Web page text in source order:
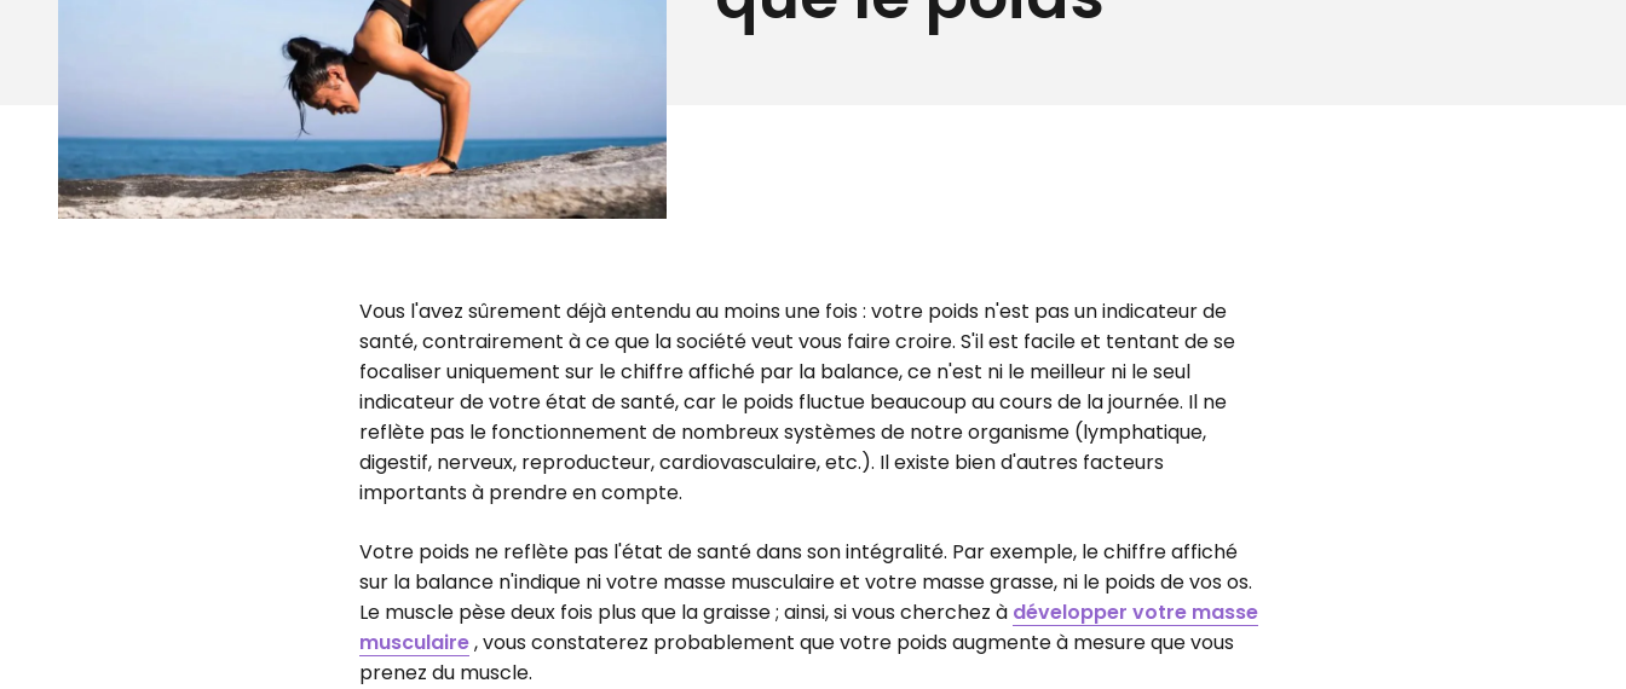
Vous l'avez sûrement déjà entendu au moins une fois : votre poids n'est pas un indicateur de
santé, contrairement à ce que la société veut vous faire croire. S'il est facile et tentant de se
focaliser uniquement sur le chiffre affiché par la balance, ce n'est ni le meilleur ni le seul
indicateur de votre état de santé, car le poids fluctue beaucoup au cours de la journée. Il ne
reflète pas le fonctionnement de nombreux systèmes de notre organisme (lymphatique,
digestif, nerveux, reproducteur, cardiovasculaire, etc.). Il existe bien d'autres facteurs
importants à prendre en compte.
Votre poids ne reflète pas l'état de santé dans son intégralité. Par exemple, le chiffre affiché
sur la balance n'indique ni votre masse musculaire et votre masse grasse, ni le poids de vos os.
Le muscle pèse deux fois plus que la graisse ; ainsi, si vous cherchez à développer votre masse
musculaire, vous constaterez probablement que votre poids augmente à mesure que vous
prenez du muscle.